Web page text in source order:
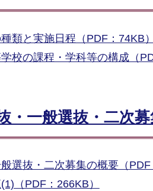
類と実施日程（PDF：74KB）
校の課程・学科等の構成（
一般選抜・二次募
選抜・二次募集の概要（PDF
（PDF：266KB）